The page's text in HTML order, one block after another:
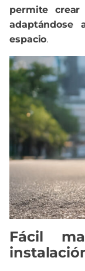
permite crear
adaptándose
espacio.
Fácil